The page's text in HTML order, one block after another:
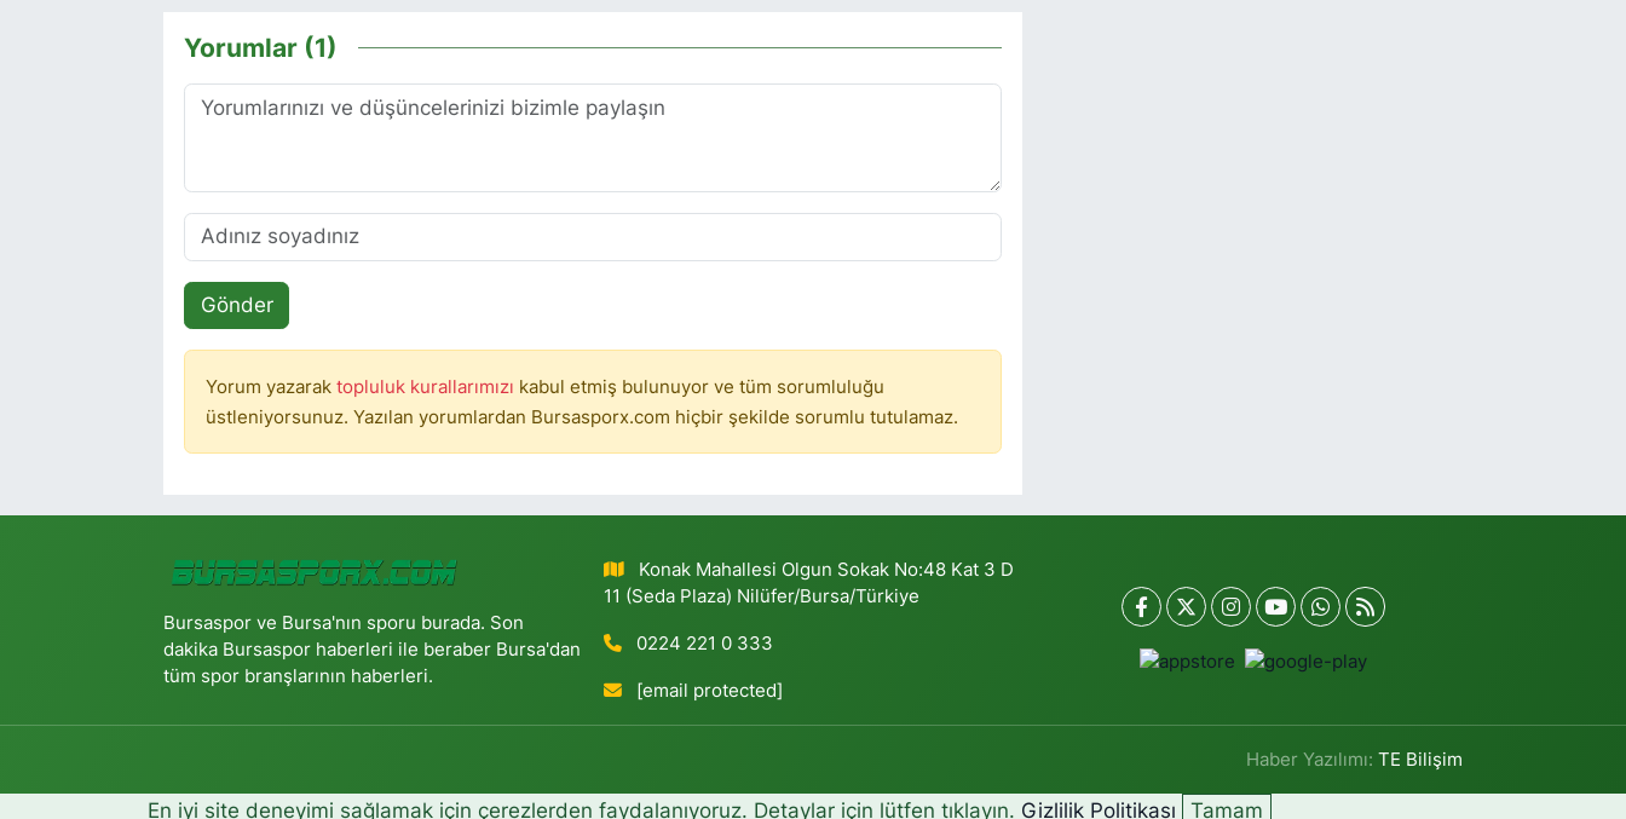
Yorumlar (1)
Gönder
Yorum yazarak topluluk kurallarımızı kabul etmiş bulunuyor ve tüm sorumluluğu
üstleniyorsunuz. Yazılan yorumlardan Bursasporx.com hiçbir şekilde sorumlu tutulamaz.
Bursaspor ve Bursa'nın sporu burada. Son
dakika Bursaspor haberleri ile beraber Bursa'dan
tüm spor branşlarının haberleri.
Konak Mahallesi Olgun Sokak No:48 Kat 3 D
11 (Seda Plaza) Nilüfer/Bursa/Türkiye
0224 221 0 333
[email protected]
Haber Yazılımı:TE Bilişim
En iyi site deneyimi sağlamak için çerezlerden faydalanıyoruz. Detaylar için lütfen tıklayın. Gizlilik Politikası Tamam